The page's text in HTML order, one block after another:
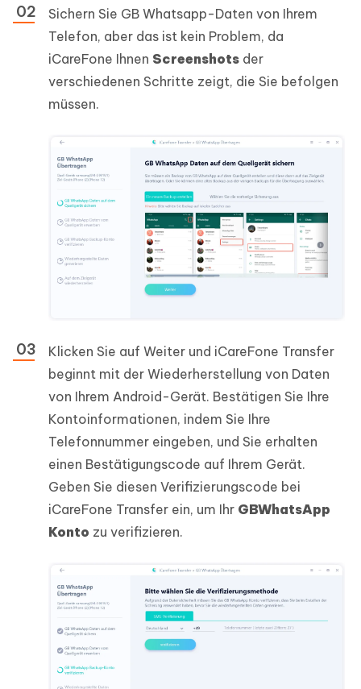
Sichern Sie GB Whatsapp-Daten von Ihrem
Telefon, aber das ist kein Problem, da
iCareFone Ihnen Screenshots der
verschiedenen Schritte zeigt, die Sie befolgen
müssen.
Klicken Sie auf Weiter und iCareFone Transfer
beginnt mit der Wiederherstellung von Daten
von Ihrem Android-Gerät. Bestätigen Sie Ihre
Kontoinformationen, indem Sie Ihre
Telefonnummer eingeben, und Sie erhalten
einen Bestätigungscode auf Ihrem Gerät.
Geben Sie diesen Verifizierungscode bei
iCareFone Transfer ein, um Ihr GBWhatsApp
Konto zu verifizieren.